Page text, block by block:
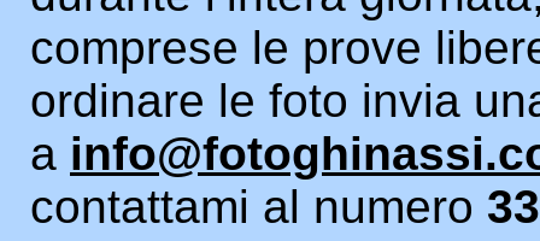
comprese le prove
ordinare le foto invia
a
contattami al numero